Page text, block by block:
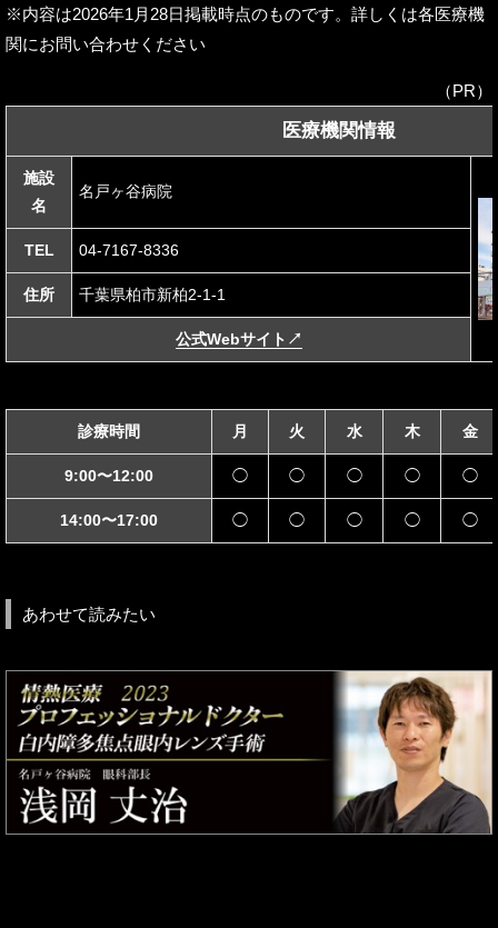
※内容は2026年1月28日掲載時点のものです。詳しくは各医療機
関にお問い合わせください
（PR）
医療機関情報
施設
名
名戸ヶ谷病院
TEL 04-7167-8336
住所 千葉県柏市新柏2-1-1
公式Webサイト ↗
診療時間 月 火 水 木 金
9:00〜12:00 ◯ ◯ ◯ ◯ ◯
14:00〜17:00 ◯ ◯ ◯ ◯ ◯
あわせて読みたい